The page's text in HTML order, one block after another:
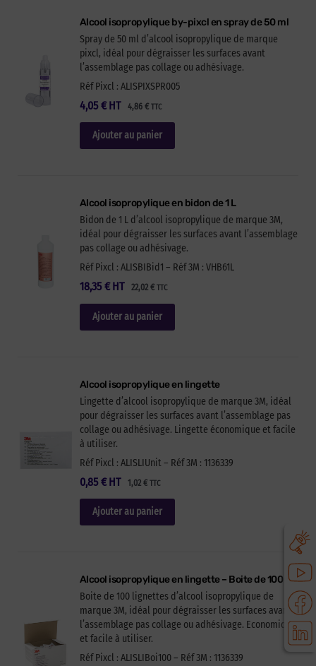
Alcool isopropylique by-pixcl en spray de 50 ml
Spray de 50 ml d’alcool isopropylique de marque
pixcl, idéal pour dégraisser les surfaces avant
l’assemblage pas collage ou adhésivage.
Réf Pixcl : ALISPIXSPR005
4,05 € 4,86 €TTC
HT
Ajouter au panier
Alcool isopropylique en bidon de 1 L
Bidon de 1 L d’alcool isopropylique de marque 3M,
idéal pour dégraisser les surfaces avant l’assemblage
pas collage ou adhésivage.
Réf Pixcl : ALISBIBid1 – Réf 3M : VHB61L
18,35 € 22,02 €TTC
HT
Ajouter au panier
Alcool isopropylique en lingette
Lingette d’alcool isopropylique de marque 3M, idéal
pour dégraisser les surfaces avant l’assemblage pas
collage ou adhésivage. Lingette économique et facile
à utiliser.
Réf Pixcl : ALISLIUnit – Réf 3M : 1136339
0,85 € 1,02 €TTC
HT
Ajouter au panier
Alcool isopropylique en lingette – Boite de 100
Boite de 100 lignettes d’alcool isopropylique de
marque 3M, idéal pour dégraisser les surfaces avant
l’assemblage pas collage ou adhésivage. Economique
et facile à utiliser.
Réf Pixcl : ALISLIBoi100 – Réf 3M : 1136339